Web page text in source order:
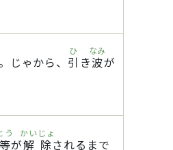
じゃから、 引
ひ
き波
なみ
が
う
が解除
かいじょ
されるまで